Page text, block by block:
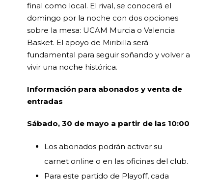
final como local. El rival, se conocerá el
domingo por la noche con dos opciones
sobre la mesa: UCAM Murcia o Valencia
Basket. El apoyo de Miribilla será
fundamental para seguir soñando y volver a
vivir una noche histórica.
Información para abonados y venta de
entradas
Sábado, 30 de mayo a partir de las 10:00
Los abonados podrán activar su
carnet online o en las oficinas del club.
Para este partido de Playoff, cada